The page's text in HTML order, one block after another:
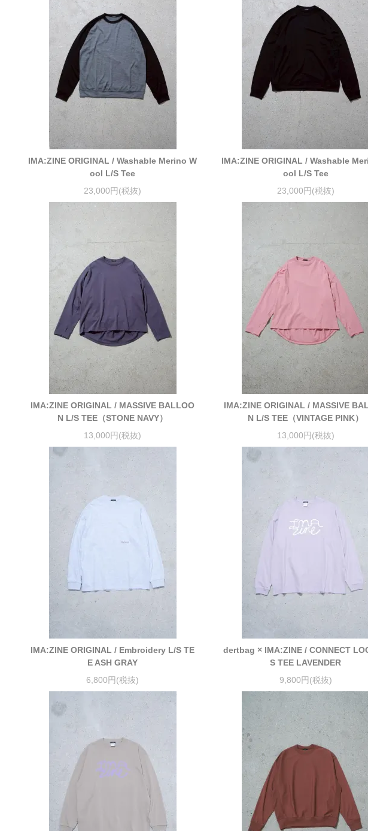
IMA:ZINE ORIGINAL / Washable Merino W
ool L/S Tee
23,000円(税抜)
IMA:ZINE ORIGINAL / Washable
ool L/S Tee
23,000円(税抜)
IMA:ZINE ORIGINAL / MASSIVE BALLOO
N L/S TEE（STONE NAVY）
13,000円(税抜)
IMA:ZINE ORIGINAL / MASSIVE
N L/S TEE（VINTAGE PINK）
13,000円(税抜)
IMA:ZINE ORIGINAL / Embroidery L/S TE
E ASH GRAY
6,800円(税抜)
dertbag × IMA:ZINE / CONNECT
S TEE LAVENDER
9,800円(税抜)